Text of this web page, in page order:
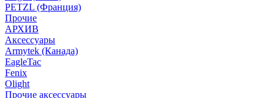
PETZL (Франция)
Прочие
АРХИВ
Аксессуары
Armytek (Канада)
EagleTac
Fenix
Olight
Прочие аксессуары